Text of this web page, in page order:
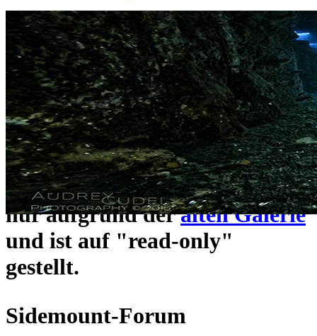
Das Sidemount-Forum ist auf
ein neues Forensystem
umgezogen und wie gewohnt
unterhttps://www.sidemount-
forum.com erreichbar.
Das alte Forum hier existiert
nur aufgrund deralten Galerie
und ist auf "read-only"
gestellt.
Sidemount-Forum